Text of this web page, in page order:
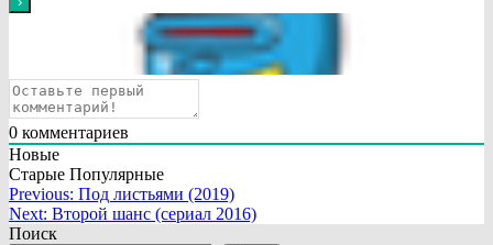
0 комментариев
Новые
Старые Популярные
Навигация
по
Previous: Под листьями (2019)
Next: Второй шанс (сериал 2016)
Поиск